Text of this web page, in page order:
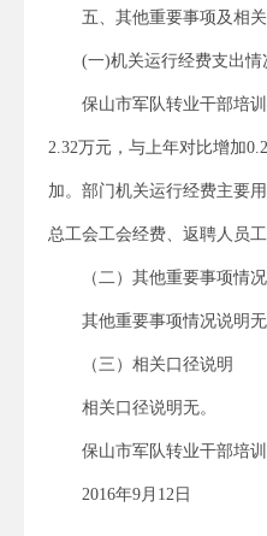
五、其他重要事项及相
(一)机关运行经费支出情
保山市军队转业干部培
2.32万元，与上年对比增加
加。部门机关运行经费主要
总工会工会经费、返聘人员工
（二）其他重要事项情
其他重要事项情况说明无
（三）相关口径说明
相关口径说明无。
保山市军队转业干部培
2016年9月12日